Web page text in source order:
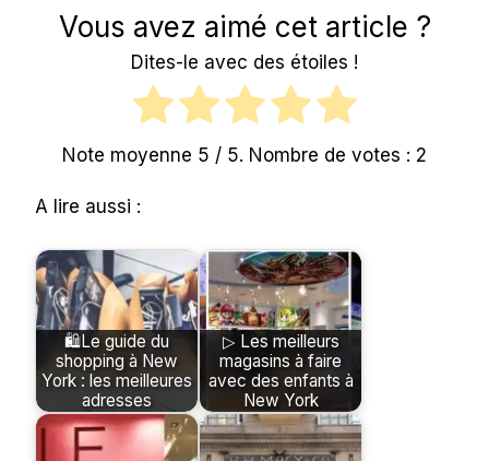
Vous avez aimé cet article ?
Dites-le avec des étoiles !
Note moyenne 5 / 5. Nombre de votes : 2
A lire aussi :
🛍Le guide du
shopping à New
York : les meilleures
adresses
▷ Les meilleurs
magasins à faire
avec des enfants à
New York